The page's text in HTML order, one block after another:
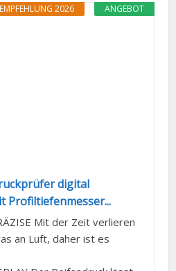
ANGEBOT
2026
digital
Profiltiefenmesser...
Mit der Zeit verlieren
an Luft, daher ist es